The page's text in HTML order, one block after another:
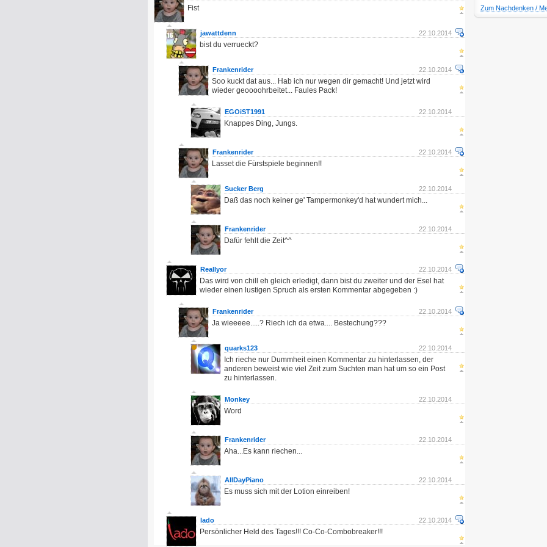
Fist
22.10.2014
jawattdenn
bist du verrueckt?
22.10.2014
Frankenrider
Soo kuckt dat aus... Hab ich nur wegen dir gemacht! Und jetzt wird
wieder geoooohrbeitet... Faules Pack!
22.10.2014
EGOiST1991
Knappes Ding, Jungs.
22.10.2014
Frankenrider
Lasset die Fürstspiele beginnen!!
22.10.2014
Sucker Berg
Daß das noch keiner ge' Tampermonkey'd hat wundert mich...
22.10.2014
Frankenrider
Dafür fehlt die Zeit^^
22.10.2014
Reallyor
Das wird von chill eh gleich erledigt, dann bist du zweiter und der Esel hat
wieder einen lustigen Spruch als ersten Kommentar abgegeben :)
22.10.2014
Frankenrider
Ja wieeeee.....? Riech ich da etwa.... Bestechung???
22.10.2014
quarks123
Ich rieche nur Dummheit einen Kommentar zu hinterlassen, der
anderen beweist wie viel Zeit zum Suchten man hat um so ein Post
zu hinterlassen.
22.10.2014
Monkey
Word
22.10.2014
Frankenrider
Aha...Es kann riechen...
22.10.2014
AllDayPiano
Es muss sich mit der Lotion einreiben!
22.10.2014
lado
Persönlicher Held des Tages!!! Co-Co-Combobreaker!!!
Zum Nachdenken /